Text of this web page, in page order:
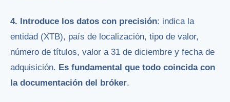
4. Introduce los datos con precisión: indica la
entidad (XTB), país de localización, tipo de valor,
número de títulos, valor a 31 de diciembre y fecha de
adquisición. Es fundamental que todo coincida con
la documentación del bróker.